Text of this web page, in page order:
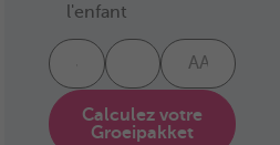
l'enfant
Calculez votre
Groeipakket